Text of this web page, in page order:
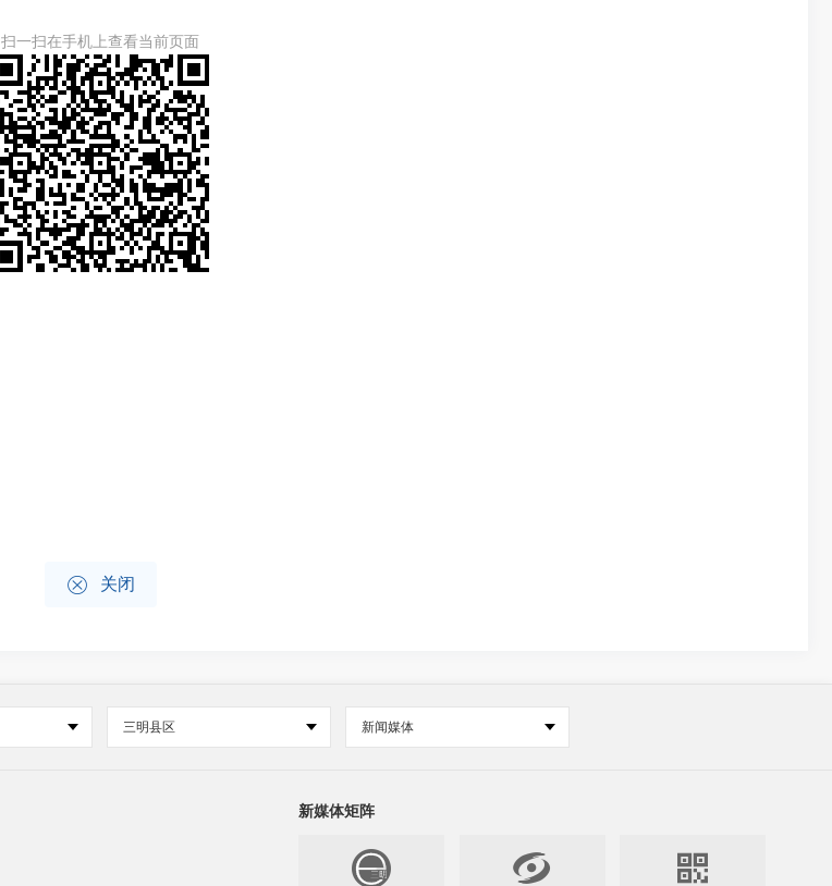
扫一扫在手机上查看当前页面
 关闭
三明县区 新闻媒体
新媒体矩阵
 